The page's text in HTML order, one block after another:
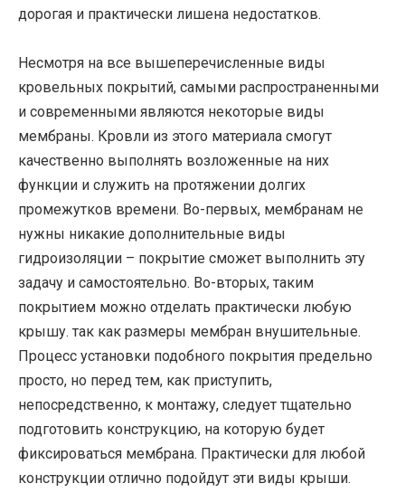
дорогая и практически лишена недостатков.
Несмотря на все вышеперечисленные виды
кровельных покрытий, самыми распространенными
и современными являются некоторые виды
мембраны. Кровли из этого материала смогут
качественно выполнять возложенные на них
функции и служить на протяжении долгих
промежутков времени. Во-первых, мембранам не
нужны никакие дополнительные виды
гидроизоляции – покрытие сможет выполнить эту
задачу и самостоятельно. Во-вторых, таким
покрытием можно отделать практически любую
крышу. так как размеры мембран внушительные.
Процесс установки подобного покрытия предельно
просто, но перед тем, как приступить,
непосредственно, к монтажу, следует тщательно
подготовить конструкцию, на которую будет
фиксироваться мембрана. Практически для любой
конструкции отлично подойдут эти виды крыши.